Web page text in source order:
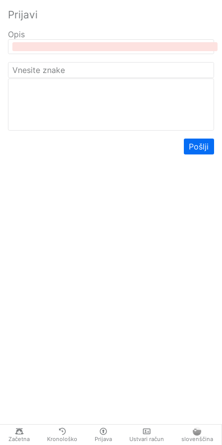
Začetna Kronološko Prijava Ustvari račun slovenščina
Prijavi
Opis
Pošlji